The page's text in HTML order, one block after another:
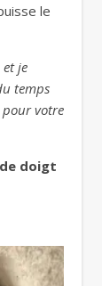
le
je
temps
votre
doigt